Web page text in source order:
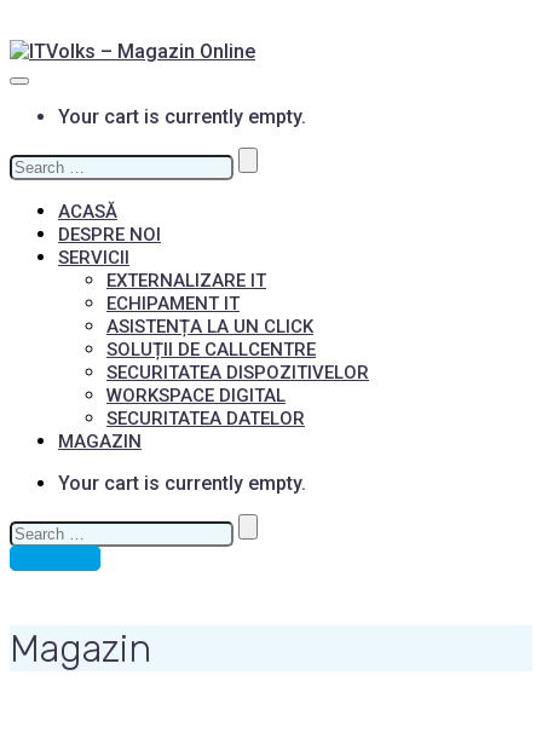
Your cart is currently empty.
Search
for:
ACASĂ
DESPRE NOI
SERVICII
EXTERNALIZARE IT
ECHIPAMENT IT
ASISTENȚA LA UN CLICK
SOLUȚII DE CALLCENTRE
SECURITATEA DISPOZITIVELOR
WORKSPACE DIGITAL
SECURITATEA DATELOR
MAGAZIN
Your cart is currently empty.
Search
for:
Magazin